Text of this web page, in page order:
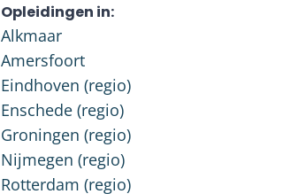
Opleidingen in:
Alkmaar
Amersfoort
Eindhoven (regio)
Enschede (regio)
Groningen (regio)
Nijmegen (regio)
Rotterdam (regio)